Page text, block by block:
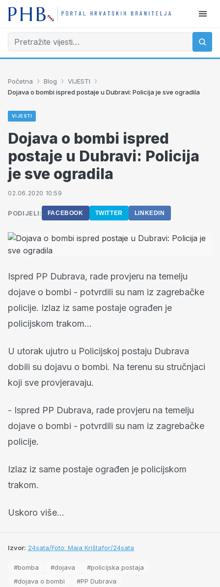
Početna › Blog › VIJESTI ›
Dojava o bombi ispred postaje u Dubravi: Policija je sve ogradila
VIJESTI
Dojava o bombi ispred
postaje u Dubravi: Policija
je sve ogradila
02.06.2020 10:59
PODIJELI: FACEBOOK TWITTER LINKEDIN
Ispred PP Dubrava, rade provjeru na temelju
dojave o bombi - potvrdili su nam iz zagrebačke
policije. Izlaz iz same postaje ograđen je
policijskom trakom...
U utorak ujutro u Policijskoj postaju Dubrava
dobili su dojavu o bombi. Na terenu su stručnjaci
koji sve provjeravaju.
- Ispred PP Dubrava, rade provjeru na temelju
dojave o bombi - potvrdili su nam iz zagrebačke
policije.
Izlaz iz same postaje ograđen je policijskom
trakom.
Uskoro više...
Izvor: 24sata/Foto: Maja Krištafor/24sata
#bomba #dojava
#policijska postaja
#dojava o bombi
#PP Dubrava